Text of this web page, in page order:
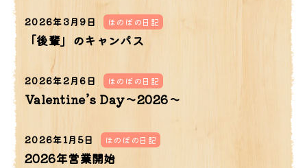
2026年3月9日 ほのぼの日記
「後輩」のキャンパス
2026年2月6日 ほのぼの日記
Valentine’s Day～2026～
2026年1月5日 ほのぼの日記
2026年営業開始